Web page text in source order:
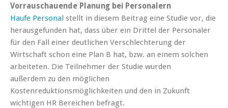
Vorrauschauende Planung bei Personalern
Haufe Personal stellt in diesem Beitrag eine Studie vor, die
herausgefunden hat, dass über ein Drittel der Personaler
für den Fall einer deutlichen Verschlechterung der
Wirtschaft schon eine Plan B hat, bzw. an einem solchen
arbeiteten. Die Teilnehmer der Studie wurden
außerdem zu den möglichen
Kostenreduktionsmöglichkeiten und den in Zukunft
wichtigen HR Bereichen befragt.